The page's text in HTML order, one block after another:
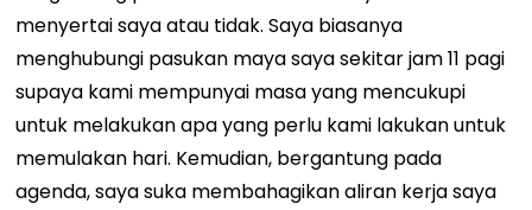
menyertai saya atau tidak. Saya biasanya
menghubungi pasukan maya saya sekitar jam 11 pagi
supaya kami mempunyai masa yang mencukupi
untuk melakukan apa yang perlu kami lakukan untuk
memulakan hari. Kemudian, bergantung pada
agenda, saya suka membahagikan aliran kerja saya